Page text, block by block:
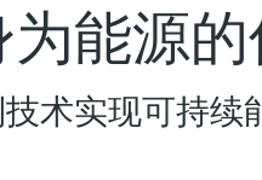
能源
术实现可持续